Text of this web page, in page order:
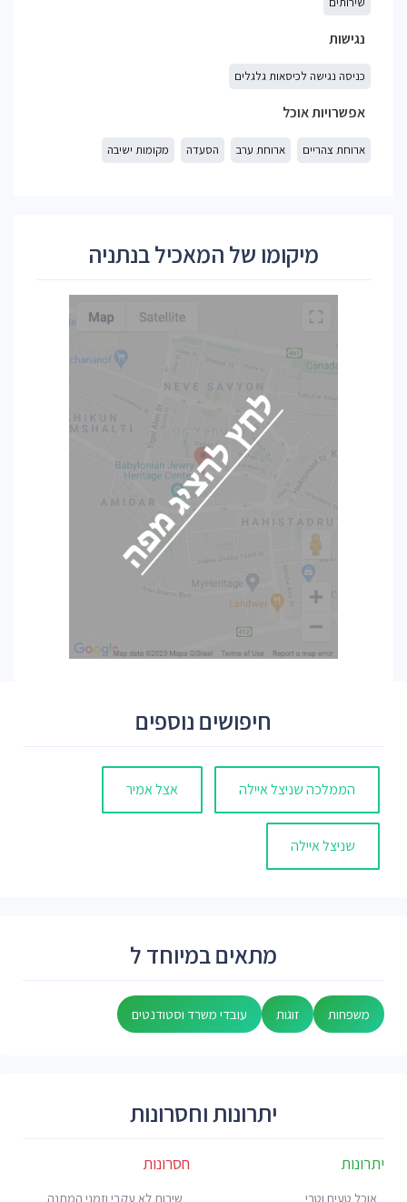
נגישות
כניסה נגישה לכיסאות גלגלים
אפשרויות אוכל
ארוחת צהריים ארוחת ערב הסעדה מקומות ישיבה
מיקומו של המאכיל בנתניה
חיפושים נוספים
הממלכה שניצל איילה אצל אמיר
שניצל איילה
מתאים במיוחד ל
משפחות זוגות עובדי משרד וסטודנטים
יתרונות וחסרונות
יתרונות
אוכל טעים וטרי
חסרונות
שירות לא עקבי וזמני המתנה